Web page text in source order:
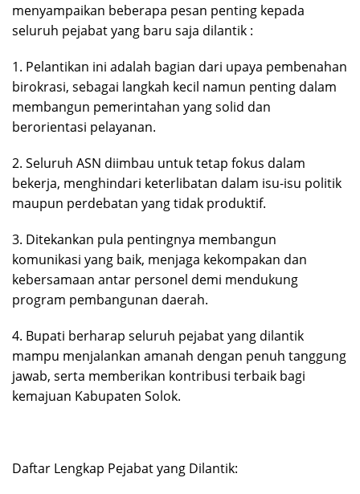
menyampaikan beberapa pesan penting kepada
seluruh pejabat yang baru saja dilantik :
1. Pelantikan ini adalah bagian dari upaya pembenahan
birokrasi, sebagai langkah kecil namun penting dalam
membangun pemerintahan yang solid dan
berorientasi pelayanan.
2. Seluruh ASN diimbau untuk tetap fokus dalam
bekerja, menghindari keterlibatan dalam isu-isu politik
maupun perdebatan yang tidak produktif.
3. Ditekankan pula pentingnya membangun
komunikasi yang baik, menjaga kekompakan dan
kebersamaan antar personel demi mendukung
program pembangunan daerah.
4. Bupati berharap seluruh pejabat yang dilantik
mampu menjalankan amanah dengan penuh tanggung
jawab, serta memberikan kontribusi terbaik bagi
kemajuan Kabupaten Solok.
Daftar Lengkap Pejabat yang Dilantik: